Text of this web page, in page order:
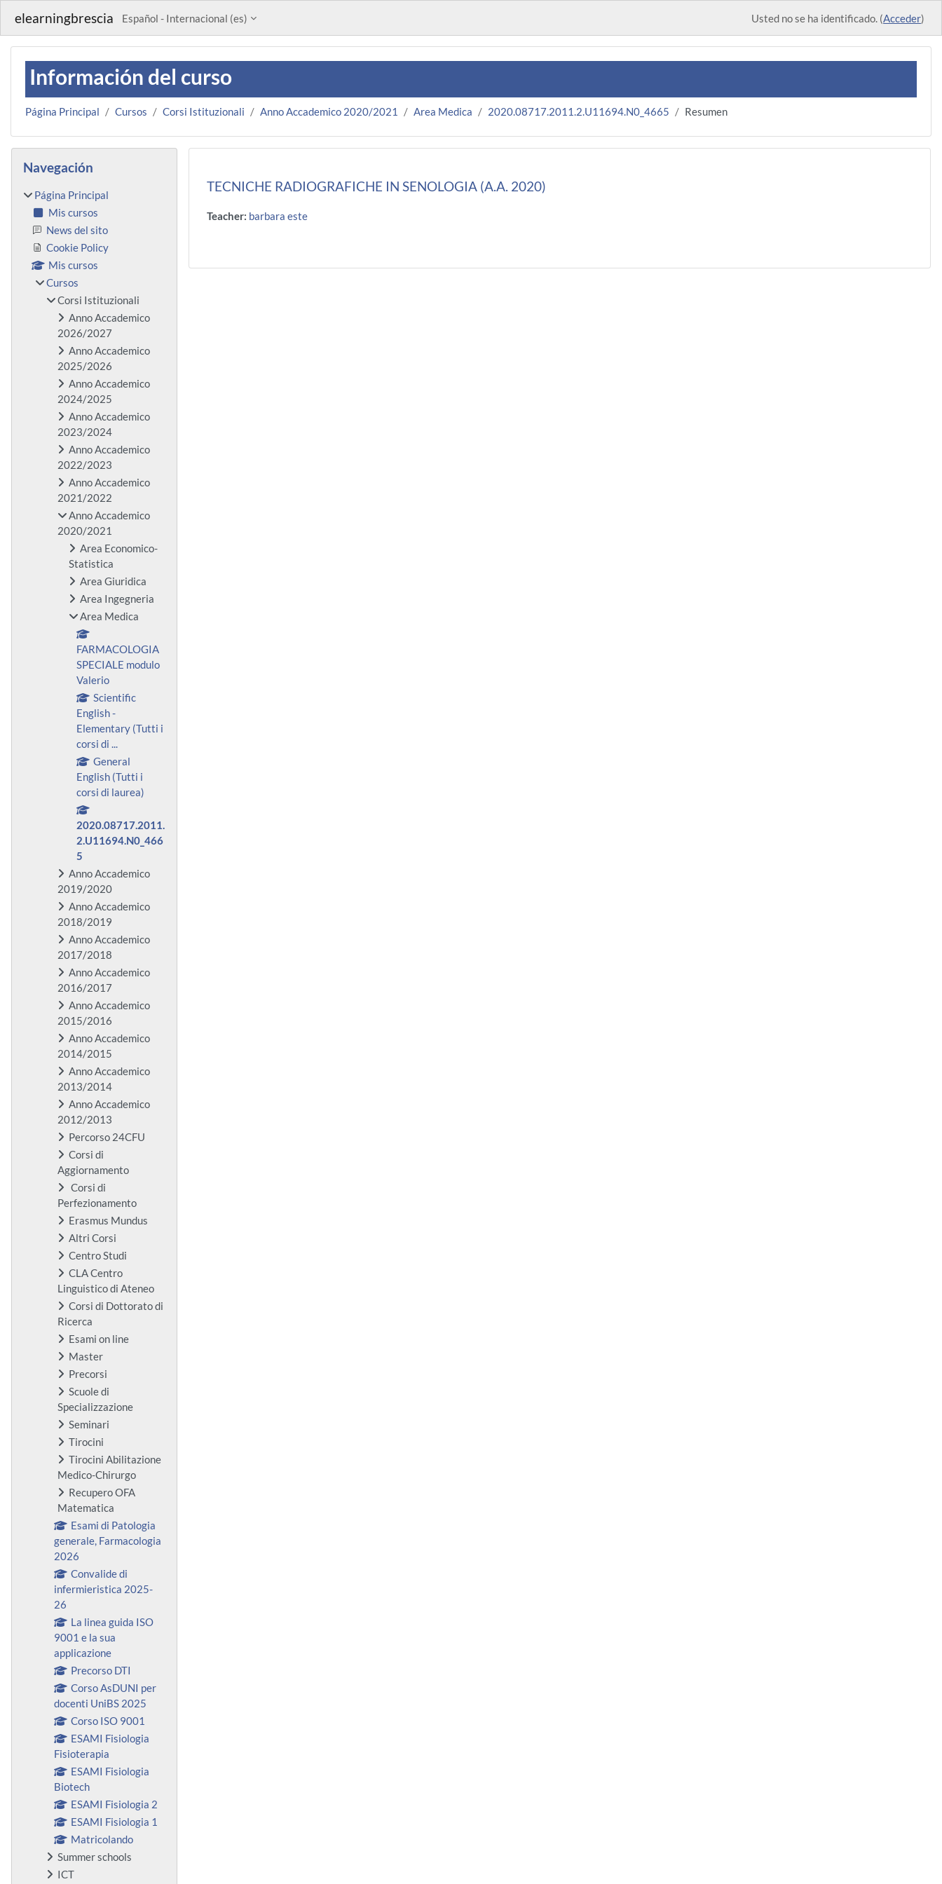
elearningbrescia Español - Internacional ‎(es)‎ Usted no se ha identificado. (Acceder)
Información del curso
Página Principal Cursos Corsi Istituzionali Anno Accademico 2020/2021 Area Medica 2020.08717.2011.2.U11694.N0_4665 Resumen
TECNICHE RADIOGRAFICHE IN SENOLOGIA (A.A. 2020)
Teacher: barbara este
Bloques
Navegación
Página Principal
Mis cursos
News del sito
Cookie Policy
Mis cursos
Cursos
Corsi Istituzionali
Anno Accademico
2026/2027
Anno Accademico
2025/2026
Anno Accademico
2024/2025
Anno Accademico
2023/2024
Anno Accademico
2022/2023
Anno Accademico
2021/2022
Anno Accademico
2020/2021
Area Economico-
Statistica
Area Giuridica
Area Ingegneria
Area Medica
FARMACOLOGIA
SPECIALE modulo
Valerio
Scientific
English -
Elementary (Tutti i
corsi di ...
General
English (Tutti i
corsi di laurea)
2020.08717.2011.
2.U11694.N0_466
5
Anno Accademico
2019/2020
Anno Accademico
2018/2019
Anno Accademico
2017/2018
Anno Accademico
2016/2017
Anno Accademico
2015/2016
Anno Accademico
2014/2015
Anno Accademico
2013/2014
Anno Accademico
2012/2013
Percorso 24CFU
Corsi di
Aggiornamento
Corsi di
Perfezionamento
Erasmus Mundus
Altri Corsi
Centro Studi
CLA Centro
Linguistico di Ateneo
Corsi di Dottorato di
Ricerca
Esami on line
Master
Precorsi
Scuole di
Specializzazione
Seminari
Tirocini
Tirocini Abilitazione
Medico-Chirurgo
Recupero OFA
Matematica
Esami di Patologia
generale, Farmacologia
2026
Convalide di
infermieristica 2025-
26
La linea guida ISO
9001 e la sua
applicazione
Precorso DTI
Corso AsDUNI per
docenti UniBS 2025
Corso ISO 9001
ESAMI Fisiologia
Fisioterapia
ESAMI Fisiologia
Biotech
ESAMI Fisiologia 2
ESAMI Fisiologia 1
Matricolando
Summer schools
ICT